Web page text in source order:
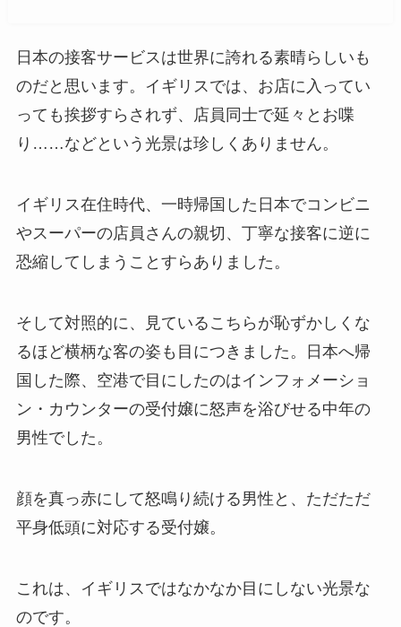
日本の接客サービスは世界に誇れる素晴らしいも
のだと思います。イギリスでは、お店に入ってい
っても挨拶すらされず、店員同士で延々とお喋
り……などという光景は珍しくありません。
イギリス在住時代、一時帰国した日本でコンビニ
やスーパーの店員さんの親切、丁寧な接客に逆に
恐縮してしまうことすらありました。
そして対照的に、見ているこちらが恥ずかしくな
るほど横柄な客の姿も目につきました。日本へ帰
国した際、空港で目にしたのはインフォメーショ
ン・カウンターの受付嬢に怒声を浴びせる中年の
男性でした。
顔を真っ赤にして怒鳴り続ける男性と、ただただ
平身低頭に対応する受付嬢。
これは、イギリスではなかなか目にしない光景な
のです。